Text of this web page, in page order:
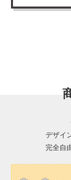
デザイ
完全自